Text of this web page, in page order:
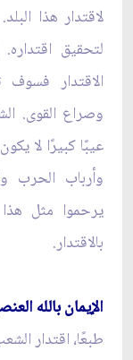
لاقتدار هذا
لتحقيق
الاقتدار فسوف
وصراع القوى.
عيبًا كبيرًا لا
وأرباب الحرب
يرحموا مثل
بالاقتدار.
الإيمان بالله
طبعًا، اقتدار